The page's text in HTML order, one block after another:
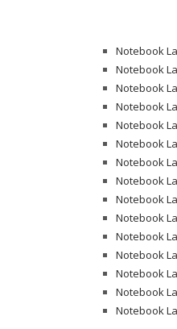
Notebook
Notebook
Notebook
Notebook
Notebook
Notebook
Notebook
Notebook
Notebook
Notebook
Notebook
Notebook
Notebook
Notebook
Notebook